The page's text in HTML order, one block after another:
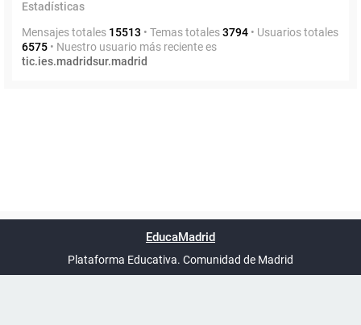
Estadísticas
Mensajes totales 15513 • Temas totales3794 • Usuarios totales
6575 • Nuestro usuario más reciente es
tic.ies.madridsur.madrid
UTC+02:00
phpBB España
EducaMadrid
Plataforma Educativa. Comunidad de Madrid